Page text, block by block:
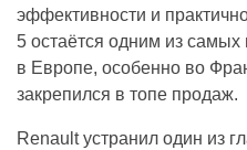
эффективности и
5 остаётся одним из
в Европе, особенно во
закрепился в топе продаж.
Renault устранил один из